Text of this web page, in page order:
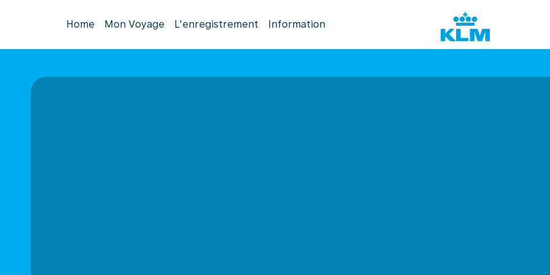
Home Mon Voyage L'enregistrement Information